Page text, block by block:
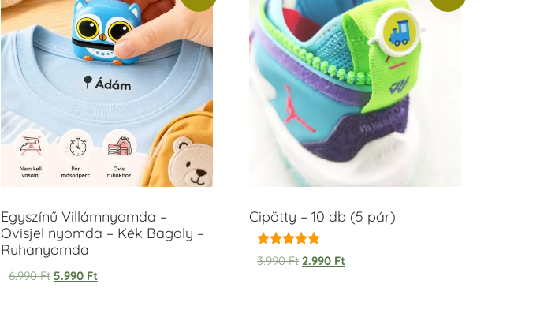
Egyszínű Villámnyomda –
Ovisjel nyomda – Kék Bagoly –
Ruhanyomda
6.990Ft 5.990 Ft
Cipötty – 10 db (5 pár)
Értékelés:
5.00
3.990Ft 2.990 Ft